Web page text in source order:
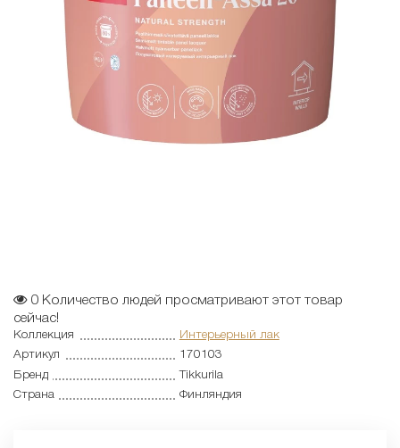
0 Количество людей просматривают этот товар
сейчас!
Коллекция
Интерьерный лак
Артикул
170103
Бренд
Tikkurila
Страна
Финляндия